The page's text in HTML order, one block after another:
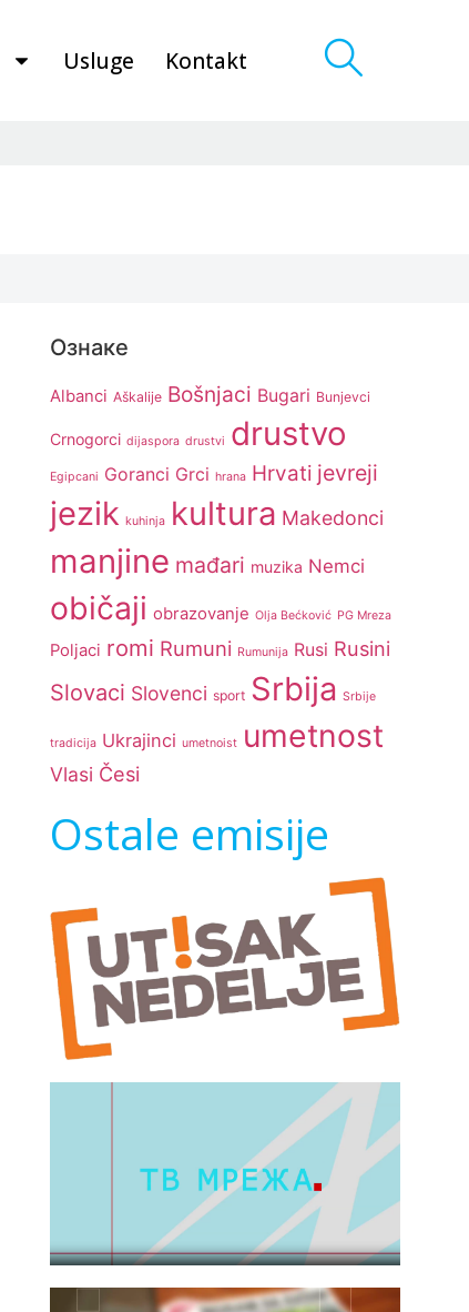
Usluge Kontakt
Ознаке
Albanci Aškalije Bošnjaci Bugari Bunjevci
Crnogorci dijaspora drustvi drustvo
Egipcani Goranci Grci hrana Hrvati jevreji
jezik kuhinja kultura Makedonci
manjine mađari muzika Nemci
običaji obrazovanje Olja Bećković PG Mreza
Poljaci romi Rumuni Rumunija Rusi Rusini
Slovaci Slovenci sport Srbija Srbije
tradicija Ukrajinci umetnoist umetnost
Vlasi Česi
Ostale emisije